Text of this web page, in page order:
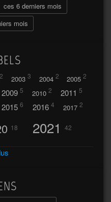
ces 6 derniers mois
mois
2 2003 3 2004 2 2005 2
2009 5 2010 2 2011 5
2015 6 2016 4 2017 2
18 2021 42
32
3